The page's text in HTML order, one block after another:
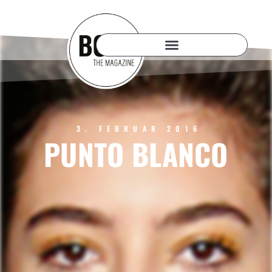
3. FEBRUAR 2016
PUNTO BLANCO